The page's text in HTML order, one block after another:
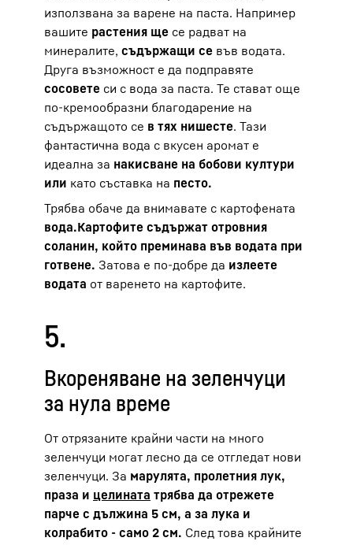
използвана за варене на паста. Например
вашите растения ще се радват на
минералите, съдържащи се във водата.
Друга възможност е да подправяте
сосовете си с вода за паста. Те стават още
по-кремообразни благодарение на
съдържащото се в тях нишесте. Тази
фантастична вода с вкусен аромат е
идеална за накисване на бобови култури
или като съставка на песто.
Трябва обаче да внимавате с картофената
вода.Картофите съдържат отровния
соланин, който преминава във водата при
готвене. Затова е по-добре да излеете
водата от варенето на картофите.
5.
Вкореняване на зеленчуци
за нула време
От отрязаните крайни части на много
зеленчуци могат лесно да се отгледат нови
зеленчуци. За марулята, пролетния лук,
праза и целината трябва да отрежете
парче с дължина 5 см, а за лука и
колрабито - само 2 см. След това крайните